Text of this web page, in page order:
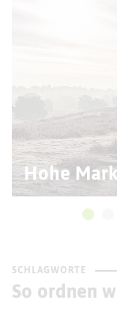
Hohe
SCHLAGWORTE
So ordnen